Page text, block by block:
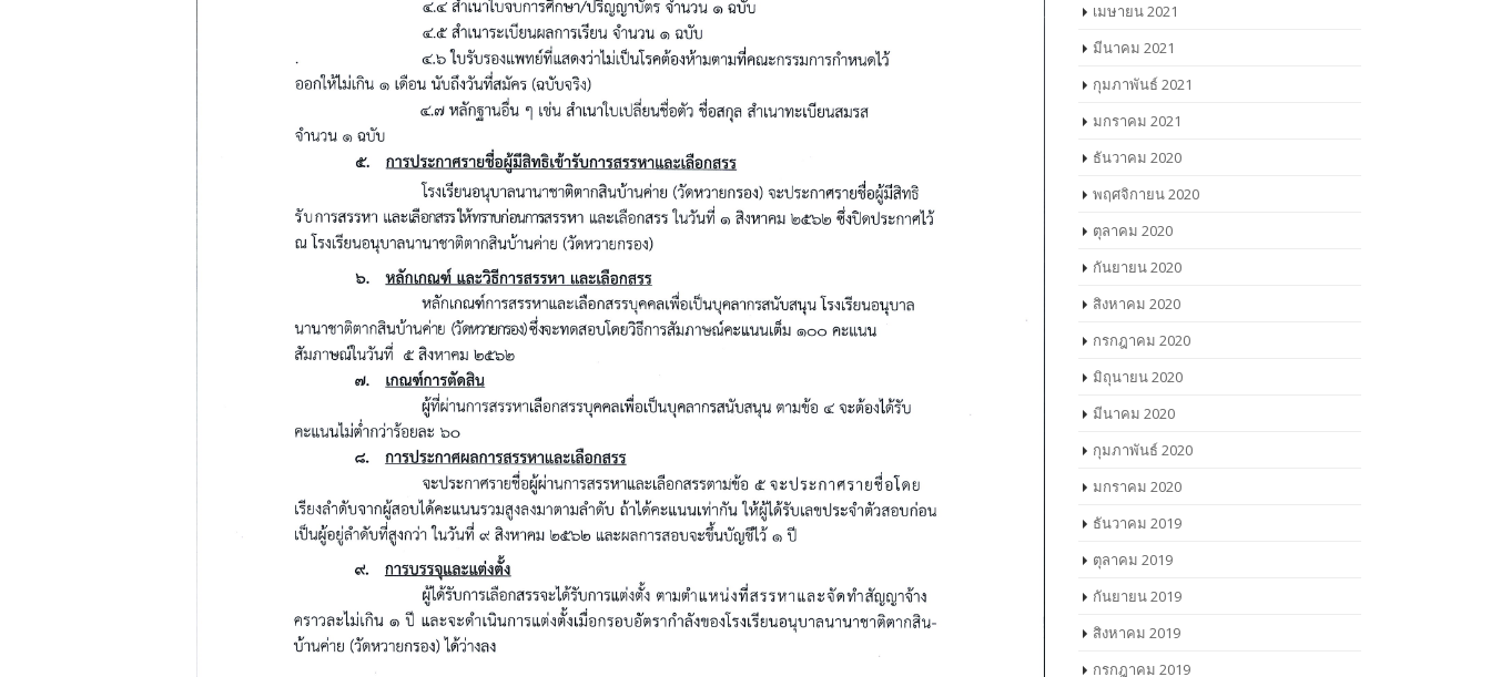
เมษายน 2021
มีนาคม 2021
กุมภาพันธ์ 2021
มกราคม 2021
ธันวาคม 2020
พฤศจิกายน 2020
ตุลาคม 2020
กันยายน 2020
สิงหาคม 2020
กรกฎาคม 2020
มิถุนายน 2020
มีนาคม 2020
กุมภาพันธ์ 2020
มกราคม 2020
ธันวาคม 2019
ตุลาคม 2019
กันยายน 2019
สิงหาคม 2019
กรกฎาคม 2019